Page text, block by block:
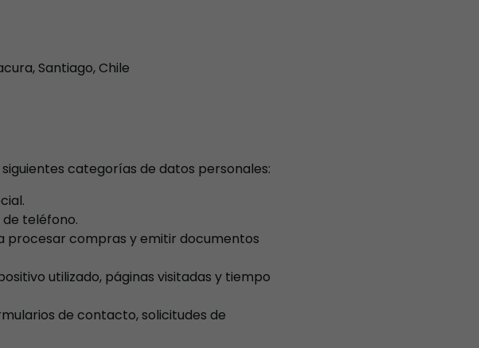
Santiago, Chile
categorías de datos personales:
teléfono.
compras y emitir documentos
utilizado, páginas visitadas y tiempo
de contacto, solicitudes de